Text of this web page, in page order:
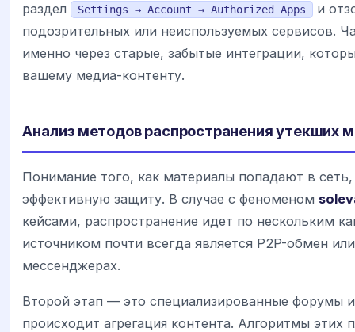
раздел
Settings → Account → Authorized Apps
и
подозрительных или неиспользуемых сервисов.
именно через старые, забытые интеграции,
вашему медиа-контенту.
Анализ методов распространения утекших
Понимание того, как материалы попадают в
эффективную защиту. В случае с феноменом
кейсами, распространение идет по нескольким
источником почти всегда является P2P-обмен
мессенджерах.
Второй этап — это специализированные форумы
происходит агрегация контента. Алгоритмы этих